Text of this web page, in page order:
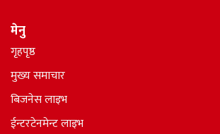
मेनु
गृहपृष्ठ
मुख्य समाचार
बिजनेस लाइभ
ईन्टरटेनमेन्ट लाइभ